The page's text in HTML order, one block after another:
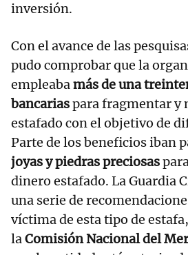
inversión.
Con el avance de las
pudo comprobar que la
empleabamás de una
bancariaspara fragmentar y
estafado con el objetivo de
Parte de los beneficios iban
joyas y piedras preciosas
dinero estafado. La Guardia
una serie de
víctima de esta tipo de
laComisión Nacional del